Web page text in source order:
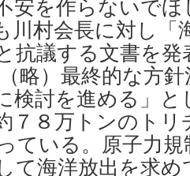
安を作らないで
川村会長に対し「
抗議する文書を
略）最終的な方
検討を進める」
７８万トンのト
ている。原子力
て海洋放出を求